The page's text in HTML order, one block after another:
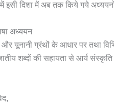
इसी दिशा में अब तक किये गये
अध्ययन
और यूनानी ग्रंथों के आधार पर तथा
शब्दों की सहायता से आर्य